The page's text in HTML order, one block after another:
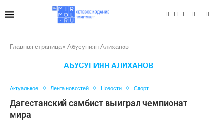
Главная страница » Абусупиян Алиханов
АБУСУПИЯН АЛИХАНОВ
Актуальное Лента новостей Новости Спорт
Дагестанский самбист выиграл чемпионат
мира